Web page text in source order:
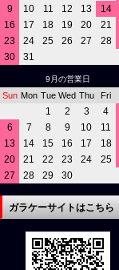
9
10 11 12 13 14
16
17 18 19 20 21
23
24 25 26 27 28
30
31
9月の営業日
Sun Mon Tue Wed Thu Fri
1 2 3 4
6
7 8 9 10 11
13
14 15 16 17 18
20
21 22 23 24 25
27
28 29 30
ガラケーサイトはこちら